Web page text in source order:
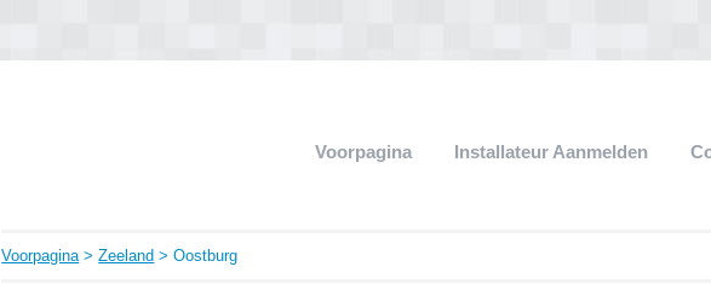
Voorpagina Installateur Aanmelden
Voorpagina>Zeeland > Oostburg